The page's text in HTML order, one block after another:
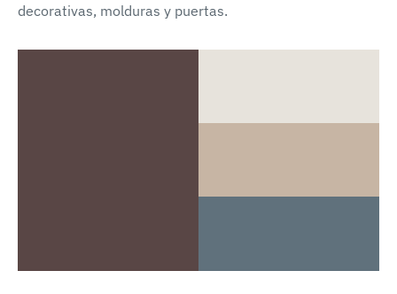
decorativas, molduras y puertas.